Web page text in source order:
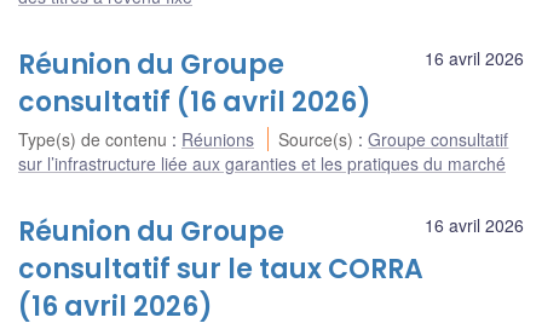
16 avril 2026
Réunion du Groupe
consultatif (16 avril 2026)
Type(s) de contenu : Réunions Source(s) :Groupe consultatif
sur l’infrastructure liée aux garanties et les pratiques du marché
16 avril 2026
Réunion du Groupe
consultatif sur le taux CORRA
(16 avril 2026)